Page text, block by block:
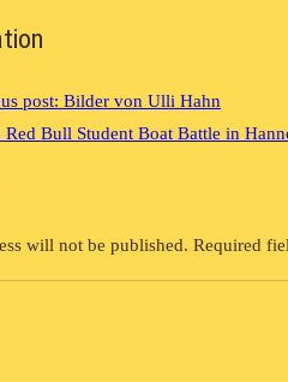
post: Bilder von Ulli Hahn
Red Bull Student Boat Battle in
will not be published. Required